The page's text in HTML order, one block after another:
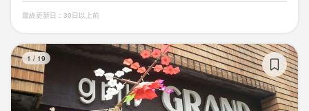
最終更新日：30日以上前
1 / 19